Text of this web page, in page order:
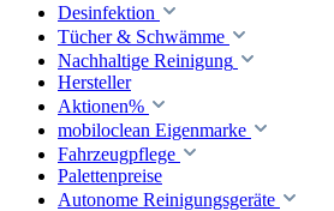
Desinfektion
Tücher & Schwämme
Nachhaltige Reinigung
Hersteller
Aktionen%
mobiloclean Eigenmarke
Fahrzeugpflege
Palettenpreise
Autonome Reinigungsgeräte